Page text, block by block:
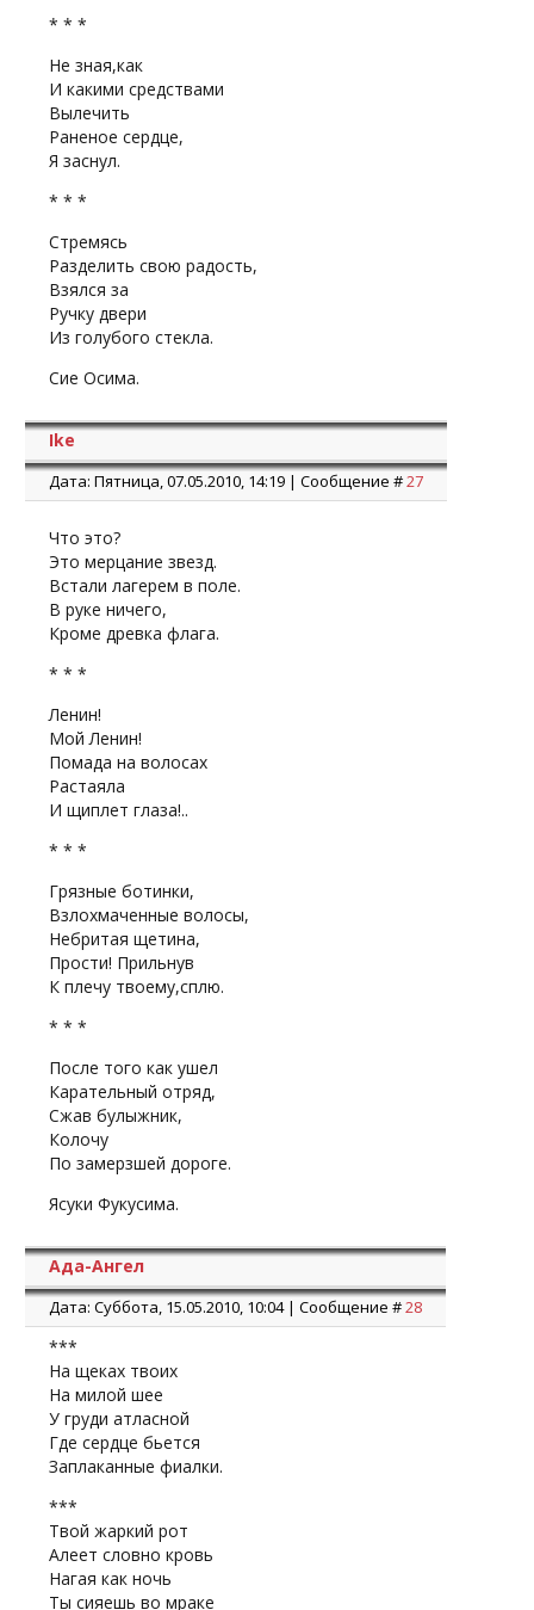
* * *
Не зная,как
И какими средствами
Вылечить
Раненое сердце,
Я заснул.
* * *
Стремясь
Разделить свою радость,
Взялся за
Ручку двери
Из голубого стекла.
Сие Осима.
Ike
Дата: Пятница, 07.05.2010, 14:19 | Сообщение #27
Что это?
Это мерцание звезд.
Встали лагерем в поле.
В руке ничего,
Кроме древка флага.
* * *
Ленин!
Мой Ленин!
Помада на волосах
Растаяла
И щиплет глаза!..
* * *
Грязные ботинки,
Взлохмаченные волосы,
Небритая щетина,
Прости! Прильнув
К плечу твоему,сплю.
* * *
После того как ушел
Карательный отряд,
Сжав булыжник,
Колочу
По замерзшей дороге.
Ясуки Фукусима.
Ада-Ангел
Дата: Суббота, 15.05.2010, 10:04 | Сообщение #28
***
На щеках твоих
На милой шее
У груди атласной
Где сердце бьется
Заплаканные фиалки.
***
Твой жаркий рот
Алеет словно кровь
Нагая как ночь
Ты сияешь во мраке